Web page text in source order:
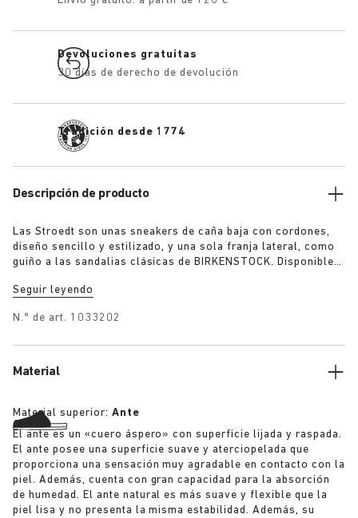
Devoluciones gratuitas
30 días de derecho de devolución
Tradición desde 1774
Descripción de producto
Las Stroedt son unas sneakers de caña baja con cordones,
diseño sencillo y estilizado, y una sola franja lateral, como
guiño a las sandalias clásicas de BIRKENSTOCK. Disponibles
diario con un toque de exquisito minimalismo.
Seguir leyendo
N.º de art. 1033202
Material
Material superior: Ante
El ante es un «cuero áspero» con superficie lijada y raspada.
El ante posee una superficie suave y aterciopelada que
proporciona una sensación muy agradable en contacto con la
piel. Además, cuenta con gran capacidad para la absorción
de humedad. El ante natural es más suave y flexible que la
piel lisa y no presenta la misma estabilidad. Además, su